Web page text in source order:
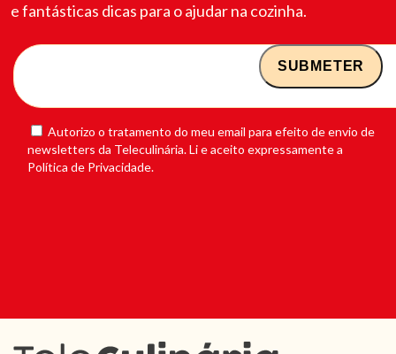
e fantásticas dicas para o ajudar na cozinha.
Autorizo o tratamento do meu email para efeito de envio de
newsletters da Teleculinária. Li e aceito expressamente a
Política de Privacidade.